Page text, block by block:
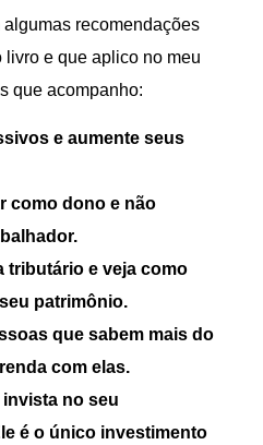
recomendações
e que aplico no meu
que acompanho:
e aumente seus
como dono e não
tributário e veja como
patrimônio.
que sabem mais do
com elas.
invista no seu
é o único investimento